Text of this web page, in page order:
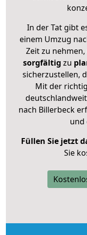
In der Tat gibt
einem Umzug
Zeit zu
sorgfältig zu
sicherzustellen,
Mit der
nach Billerbeck
und
Füllen Sie jetzt
Sie